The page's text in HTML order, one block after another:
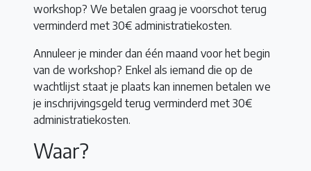
workshop? We betalen graag je voorschot terug
verminderd met 30€ administratiekosten.
Annuleer je minder dan één maand voor het begin
van de workshop? Enkel als iemand die op de
wachtlijst staat je plaats kan innemen betalen we
je inschrijvingsgeld terug verminderd met 30€
administratiekosten.
Waar?